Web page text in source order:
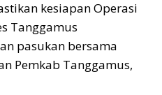
kesiapan Operasi
Tanggamus
pasukan bersama
Pemkab Tanggamus,